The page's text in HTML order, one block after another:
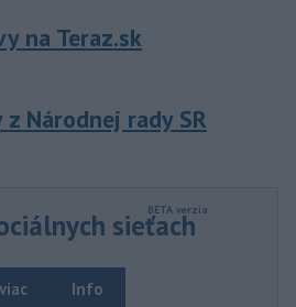
na Teraz.sk
Národnej rady SR
sieťach
Info